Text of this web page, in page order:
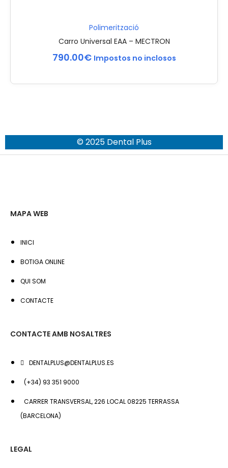
Polimerització
Carro Universal EAA – MECTRON
790.00€ Impostos no inclosos
© 2025 Dental Plus
MAPA WEB
INICI
BOTIGA ONLINE
QUI SOM
CONTACTE
CONTACTE AMB NOSALTRES
DENTALPLUS@DENTALPLUS.ES
(+34) 93 351 9000
CARRER TRANSVERSAL, 226 LOCAL 08225 TERRASSA
(BARCELONA)
LEGAL